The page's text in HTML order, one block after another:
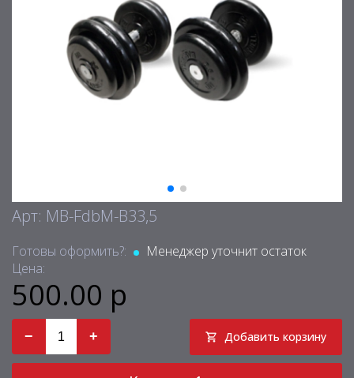
Арт: MB-FdbM-B33,5
Готовы оформить?:
Менеджер уточнит остаток
Цена:
500.00 р
− + Добавить корзину